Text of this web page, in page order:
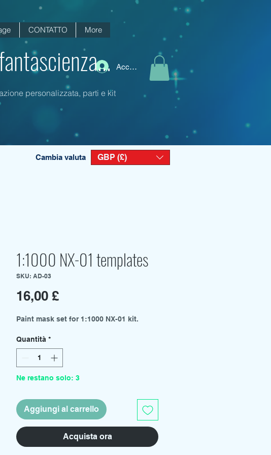
CONTATTO More
Accedi
personalizzata, parti e kit
Cambia valuta GBP (£)
1:1000 NX-01 templates
SKU: AD-03
16,00 £Prezzo
Paint mask set for 1:1000 NX-01 kit.
Quantità *
Ne restano solo: 3
Aggiungi al carrello
Acquista ora